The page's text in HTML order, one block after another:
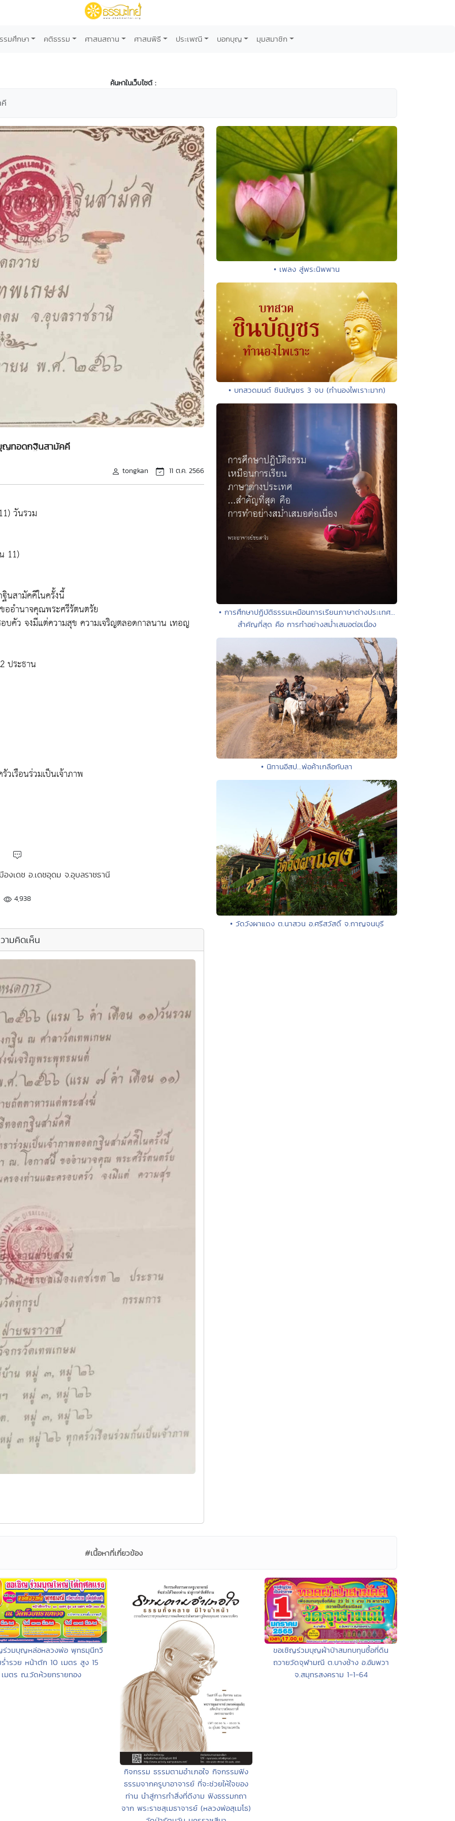
รมศึกษา คติธรรม ศาสนสถาน ศาสนพิธี ประเพณี บอกบุญ มุมสมาชิก
ค้นหาในเว็บไซต์ :
ญทอดกฐินสามัคคี
tongkan 11 ต.ค. 2566
วันรวม
11)
นสามัคคีในครั้งนี้
ออำนาจคุณพระศรีรัตนตรัย
บคัว จงมีแต่ความสุข ความเจริญตลอดกาลนาน เทอญ
ประธาน
เรือนร่วมเป็นเจ้าภาพ
งเดช อ.เดชอุดม จ.อุบลราชธานี
4,938
ามคิดเห็น
• เพลง สู่พระนิพพาน
• บทสวดมนต์ ชินบัญชร 3 จบ (ทำนองไพเราะมาก)
• การศึกษาปฏิบัติธรรมเหมือนการเรียนภาษาต่างประเทศ...
สำคัญที่สุด คือ การทำอย่างสม่ำเสมอต่อเนื่อง
• นิทานอีสป...พ่อค้าเกลือกับลา
• วัดวังผาแดง ต.นาสวน อ.ศรีสวัสดิ์ จ.กาญจนบุรี
#เนื้อหาที่เกี่ยวข้อง
ร่วมบุญหล่อหลวงพ่อ พุทธมุนีทวี
ำรวย หน้าตัก 10 เมตร สูง 15
เมตร ณ.วัดห้วยทรายทอง
กิจกรรม ธรรมตามอำเภอใจ กิจกรรมฟัง
ธรรมจากครูบาอาจารย์ ที่จะช่วยให้ใจของ
ท่าน นำสู่การทำสิ่งที่ดีงาม ฟังธรรมกถา
จาก พระราชสุเมธาจารย์ (หลวงพ่อสุเมโธ)
ขอเชิญร่วมบุญผ้าป่าสมทบทุนซื้อที่ดิน
ถวายวัดจุฬามณี ต.บางช้าง อ.อัมพวา
จ.สมุทรสงคราม 1-1-64